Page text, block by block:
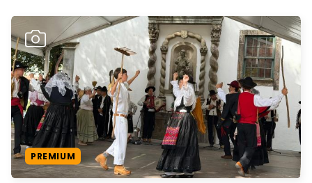
PREMIUM